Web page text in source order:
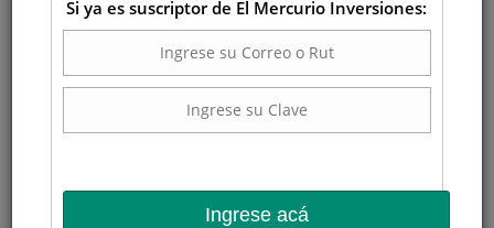
Si ya es suscriptor de El Mercurio Inversiones:
Ingrese acá